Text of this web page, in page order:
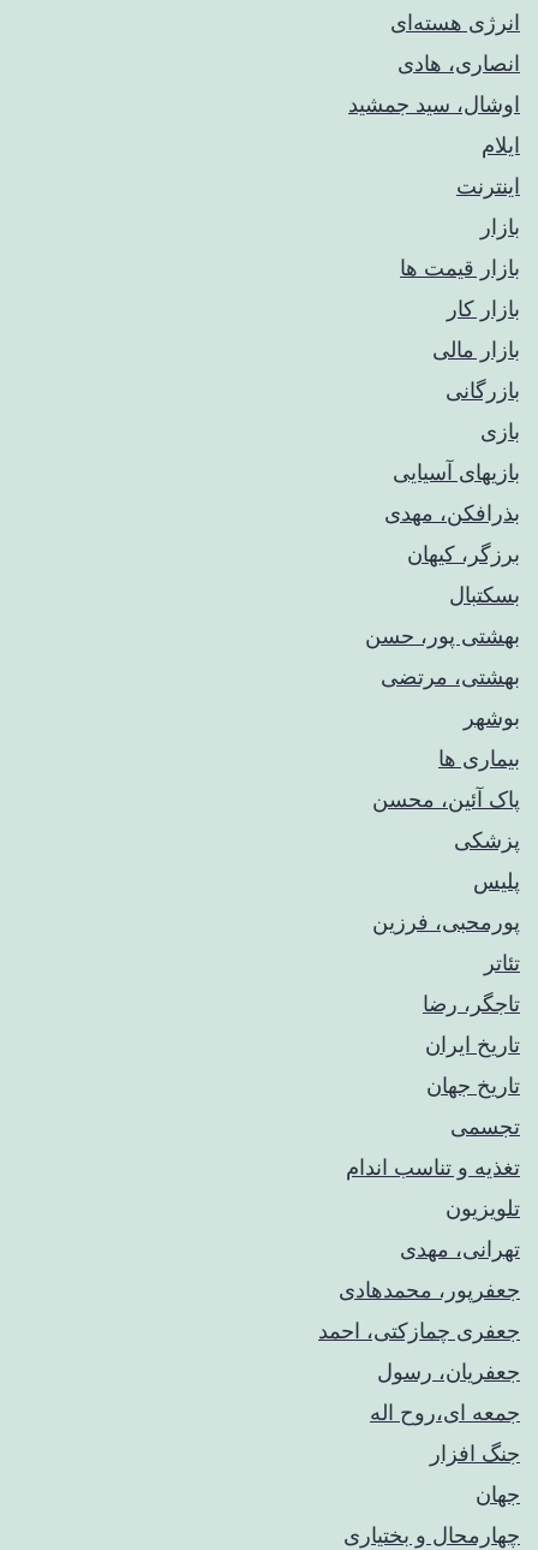
انرژی هسته‌ای
انصاری، هادی
اوشال، سید جمشید
ایلام
اینترنت
بازار
بازار قیمت ها
بازار کار
بازار مالی
بازرگانی
بازی
بازیهای آسیایی
بذرافکن، مهدی
برزگر، کیهان
بسکتبال
بهشتی پور، حسن
بهشتی، مرتضی
بوشهر
بیماری ها
پاک آئین، محسن
پزشکی
پلیس
پورمحبی، فرزین
تئاتر
تاجگر، رضا
تاریخ ایران
تاریخ جهان
تجسمی
تغذیه و تناسب اندام
تلویزیون
تهرانی، مهدی
جعفرپور، محمدهادی
جعفری چمازکتی، احمد
جعفریان، رسول
جمعه ای،روح اله
جنگ افزار
جهان
چهارمحال و بختیاری